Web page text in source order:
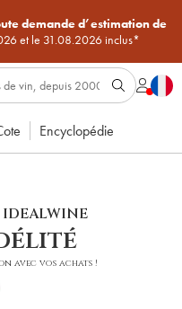
demande d’estimation de
et le 31.08.2026 inclus*
Encyclopédie
IDEALWINE
avec vos achats !